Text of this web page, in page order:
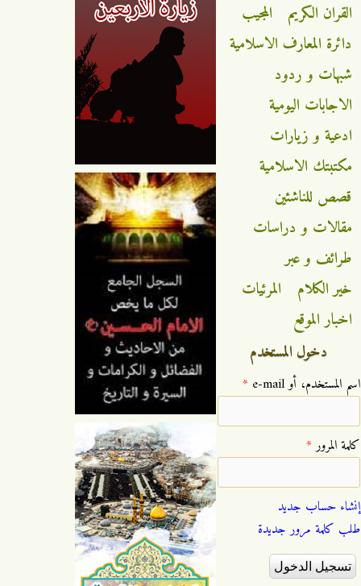
القران الكريم
المجيب
دائرة المعارف الاسلامية
شبهات و ردود
الاجابات اليومية
ادعية و زيارات
مكتبتك الاسلامية
قصص للناشئين
مقالات و دراسات
طرائف و عبر
خير الكلام
المرئيات
اخبار الموقع
دخول المستخدم
‏اسم المستخدم، أو e-mail ‏ *
‏كلمة المرور ‏*
إنشاء حساب جديد
طلب كلمة مرور جديدة